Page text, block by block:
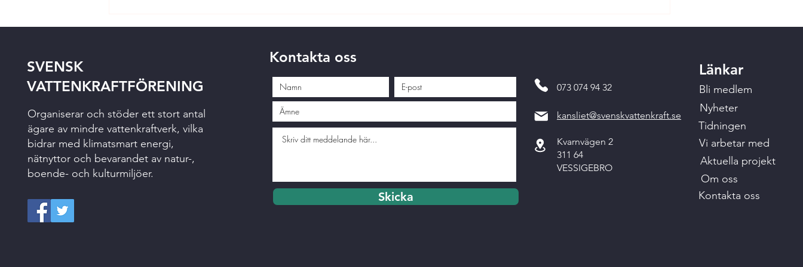
SVENSK
VATTENKRAFTFÖRENING
Organiserar och stöder ett stort antal
ägare av mindre vattenkraftverk, vilka
bidrar med klimatsmart energi,
nätnyttor och bevarandet av natur-,
boende- och kulturmiljöer.
Kontakta oss
Skicka
073 074 94 32
kansliet@svenskvattenkraft.se
Kvarnvägen 2
311 64
VESSIGEBRO
Länkar
Bli medlem
Nyheter
Tidningen
Vi arbetar med
Aktuella projekt
Om oss
Kontakta oss